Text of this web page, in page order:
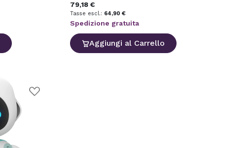
79,18 €
64,90 €
Spedizione gratuita
Aggiungi al Carrello